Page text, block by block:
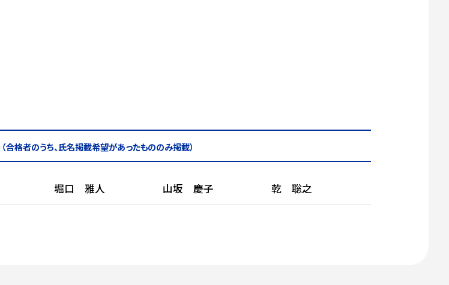
（合格者のうち、氏名掲載希望があったもののみ掲載）
堀口 雅人 山坂 慶子 乾 聡之